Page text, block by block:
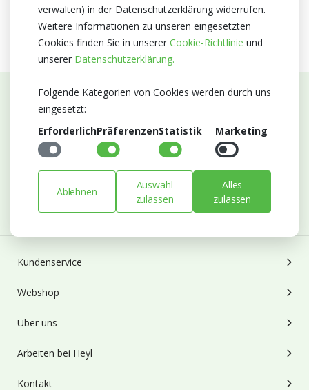
Abonnieren Sie unseren Newsletter
Bleiben Sie auf dem Laufenden mit Neuigkeiten und
Entwicklungen von Blumengroßhandel Heyl
Abonnieren
Kundenservice
Webshop
Über uns
Arbeiten bei Heyl
Kontakt
verwalten) in der Datenschutzerklärung widerrufen.
Weitere Informationen zu unseren eingesetzten
Cookies finden Sie in unserer Cookie-Richtlinie und
unserer Datenschutzerklärung.
Folgende Kategorien von Cookies werden durch uns
eingesetzt:
ErforderlichPräferenzenStatistik Marketing
Ablehnen
Auswahl
zulassen
Alles
zulassen